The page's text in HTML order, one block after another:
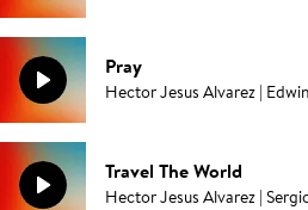
Pray
Hector Jesus Alvarez |
Travel The World